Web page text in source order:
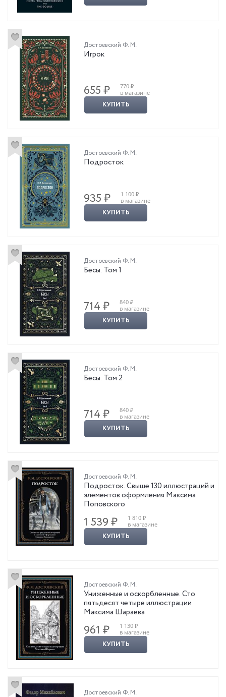
Достоевский Ф. М.
Игрок
655 ₽
770 ₽
в магазине
КУПИТЬ
Достоевский Ф. М.
Подросток
935 ₽
1 100 ₽
в магазине
КУПИТЬ
Достоевский Ф. М.
Бесы. Том 1
714 ₽
840 ₽
в магазине
КУПИТЬ
Достоевский Ф. М.
Бесы. Том 2
714 ₽
840 ₽
в магазине
КУПИТЬ
Достоевский Ф. М.
Подросток. Свыше 130 иллюстраций и
элементов оформления Максима
Поповского
1 539 ₽
1 810 ₽
в магазине
КУПИТЬ
Достоевский Ф. М.
Униженные и оскорбленные. Сто
пятьдесят четыре иллюстрации
Максима Шараева
961 ₽
1 130 ₽
в магазине
КУПИТЬ
Достоевский Ф. М.